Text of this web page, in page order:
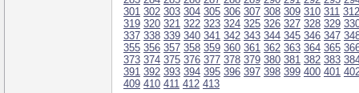
301 302 303 304 305 306 307 308 309 310 311 312
319 320 321 322 323 324 325 326 327 328 329
337 338 339 340 341 342 343 344 345 346 347
355 356 357 358 359 360 361 362 363 364 365
373 374 375 376 377 378 379 380 381 382 383
391 392 393 394 395 396 397 398 399 400 401
409 410 411 412 413